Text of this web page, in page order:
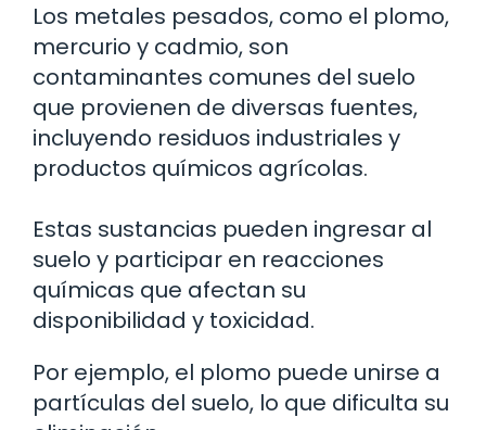
Los metales pesados, como el plomo,
mercurio y cadmio, son
contaminantes comunes del suelo
que provienen de diversas fuentes,
incluyendo residuos industriales y
productos químicos agrícolas.
Estas sustancias pueden ingresar al
suelo y participar en reacciones
químicas que afectan su
disponibilidad y toxicidad.
Por ejemplo, el plomo puede unirse a
partículas del suelo, lo que dificulta su